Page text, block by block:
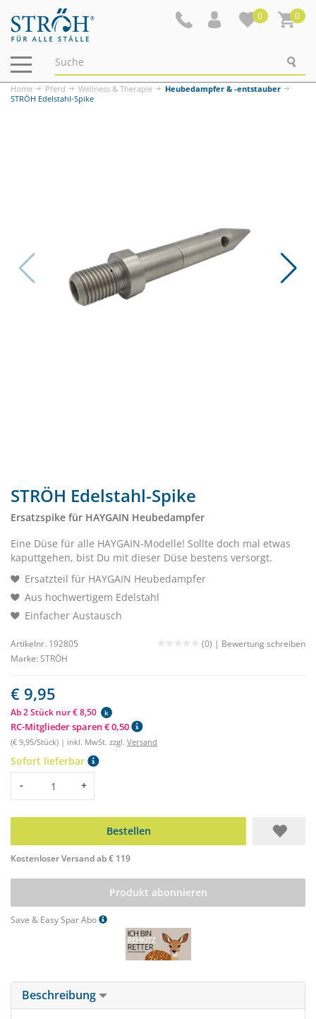
0 0
Navigation
ein-/ausblenden
Home Pferd Wellness & Therapie
Heubedampfer & -entstauber
STRÖH Edelstahl-Spike
STRÖH Edelstahl-Spike
Ersatzspike für HAYGAIN Heubedampfer
Eine Düse für alle HAYGAIN-Modelle! Sollte doch mal etwas
kaputtgehen, bist Du mit dieser Düse bestens versorgt.
Ersatzteil für HAYGAIN Heubedampfer
Aus hochwertigem Edelstahl
Einfacher Austausch
Artikelnr. 192805 (0) | Bewertung schreiben
Marke: STRÖH
€ 9,95
Ab 2 Stück nur € 8,50 k
RC-Mitglieder sparen € 0,50
(€ 9,95/Stück) | inkl. MwSt. zzgl. Versand
Sofort lieferbar
Menge
- +
Bestellen
Kostenloser Versand ab € 119
Produkt abonnieren
Save & Easy Spar Abo
Beschreibung